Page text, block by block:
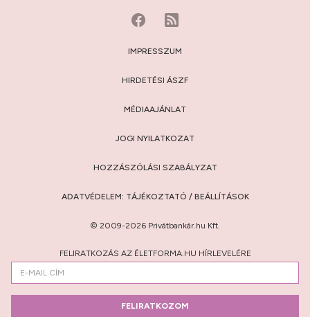
IMPRESSZUM
HIRDETÉSI ÁSZF
MÉDIAAJÁNLAT
JOGI NYILATKOZAT
HOZZÁSZÓLÁSI SZABÁLYZAT
ADATVÉDELEM: TÁJÉKOZTATÓ / BEÁLLÍTÁSOK
© 2009-2026 Privátbankár.hu Kft.
FELIRATKOZÁS AZ ÉLETFORMA.HU HÍRLEVELÉRE
FELIRATKOZOM